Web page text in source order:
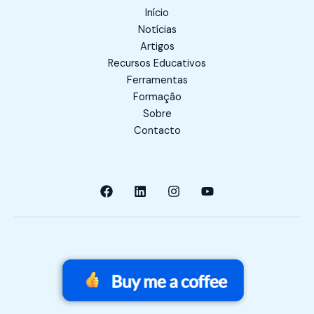
Início
Notícias
Artigos
Recursos Educativos
Ferramentas
Formação
Sobre
Contacto